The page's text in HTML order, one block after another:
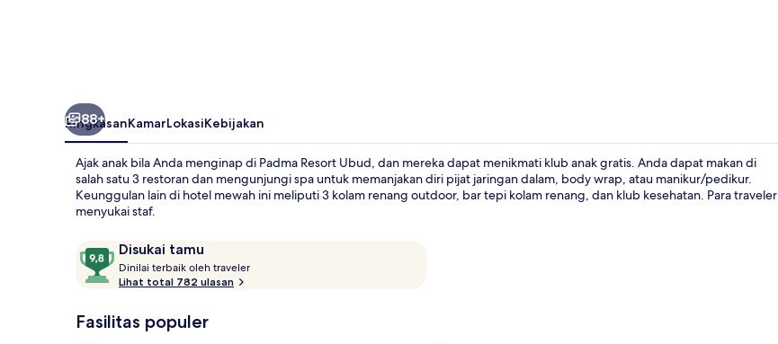
88+
RingkasanKamarLokasiKebijakan
Ajak anak bila Anda menginap di Padma Resort Ubud, dan mereka dapat menikmati klub anak gratis. Anda dapat makan di
salah satu 3 restoran dan mengunjungi spa untuk memanjakan diri pijat jaringan dalam, body wrap, atau manikur/pedikur.
Keunggulan lain di hotel mewah ini meliputi 3 kolam renang outdoor, bar tepi kolam renang, dan klub kesehatan. Para traveler
menyukai staf.
Ulasan Disukai tamu
9,8
dari
10,
tamu
Dinilai terbaik oleh traveler
Lihat total 782 ulasan
Fasilitas populer